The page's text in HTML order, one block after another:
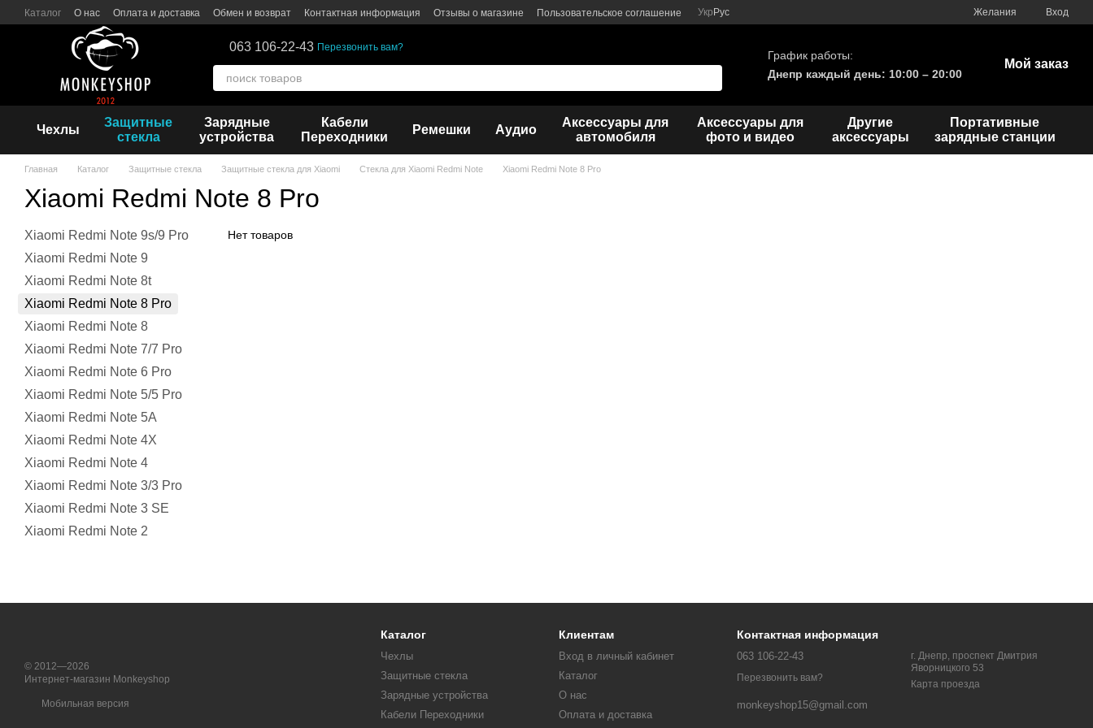
Перейти к основному контенту
Каталог О нас Оплата и доставка Обмен и возврат Контактная информация Отзывы о магазине Пользовательское соглашение Укр Рус Желания Вход
063 106-22-43 Перезвонить вам?
График работы:
Днепр каждый день: 10:00 – 20:00
Мой заказ
Чехлы
Защитные
стекла
Зарядные
устройства
Кабели
Переходники
Ремешки Аудио
Аксессуары для
автомобиля
Аксессуары для
фото и видео
Другие
аксессуары
Портативные
зарядные станции
Главная Каталог Защитные стекла Защитные стекла для Xiaomi Стекла для Xiaomi Redmi Note Xiaomi Redmi Note 8 Pro
Xiaomi Redmi Note 8 Pro
Нет товаров
Xiaomi Redmi Note 9s/9 Pro
Xiaomi Redmi Note 9
Xiaomi Redmi Note 8t
Xiaomi Redmi Note 8 Pro
Xiaomi Redmi Note 8
Xiaomi Redmi Note 7/7 Pro
Xiaomi Redmi Note 6 Pro
Xiaomi Redmi Note 5/5 Pro
Xiaomi Redmi Note 5A
Xiaomi Redmi Note 4X
Xiaomi Redmi Note 4
Xiaomi Redmi Note 3/3 Pro
Xiaomi Redmi Note 3 SE
Xiaomi Redmi Note 2
© 2012—2026
Интернет-магазин Monkeyshop
Мобильная версия
Каталог
Чехлы
Защитные стекла
Зарядные устройства
Кабели Переходники
Клиентам
Вход в личный кабинет
Каталог
О нас
Оплата и доставка
Контактная информация
063 106-22-43
Перезвонить вам?
monkeyshop15@gmail.com
г. Днепр, проспект Дмитрия
Яворницкого 53
Карта проезда